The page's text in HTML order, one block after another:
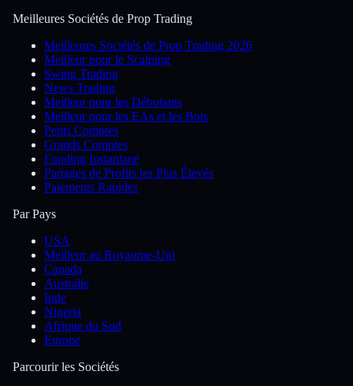
Meilleures Sociétés de Prop Trading
Meilleures Sociétés de Prop Trading 2026
Meilleur pour le Scalping
Swing Trading
News Trading
Meilleur pour les Débutants
Meilleur pour les EAs et les Bots
Petits Comptes
Grands Comptes
Funding Instantané
Partages de Profits les Plus Élevés
Paiements Rapides
Par Pays
USA
Meilleur au Royaume-Uni
Canada
Australie
Inde
Nigeria
Afrique du Sud
Europe
Parcourir les Sociétés